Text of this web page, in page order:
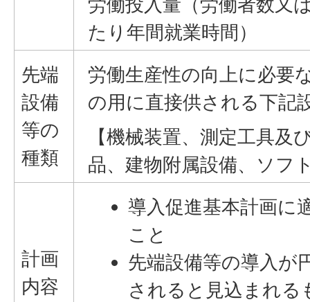
たり年間就業時間）
先端
設備
等の
種類
労働生産性の向上に必要
の用に直接供される下記
【機械装置、測定工具及
品、建物附属設備、ソフ
計画
内容
導入促進基本計画に
こと
先端設備等の導入が
されると見込まれる